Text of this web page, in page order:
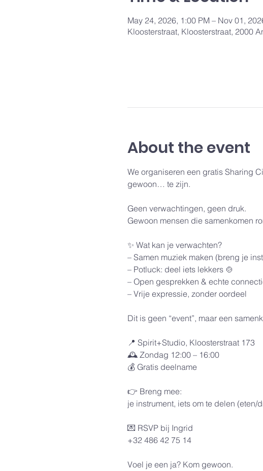
May 24, 2026, 1:00 PM – Nov 01,
Kloosterstraat, Kloosterstraat, 2000
About the event
We organiseren een gratis Sharing
gewoon… te zijn.
Geen verwachtingen, geen druk.
Gewoon mensen die samenkomen
✨ Wat kan je verwachten?
– Samen muziek maken (breng je
– Potluck: deel iets lekkers 🍲
– Open gesprekken & echte
– Vrije expressie, zonder oordeel
Dit is geen “event”, maar een
📍 Spirit+Studio, Kloosterstraat 173
🕰️ Zondag 12:00 – 16:00
💰 Gratis deelname
👉 Breng mee:
je instrument, iets om te delen
💌 RSVP bij Ingrid
+32 486 42 75 14
Voel je een ja? Kom gewoon.